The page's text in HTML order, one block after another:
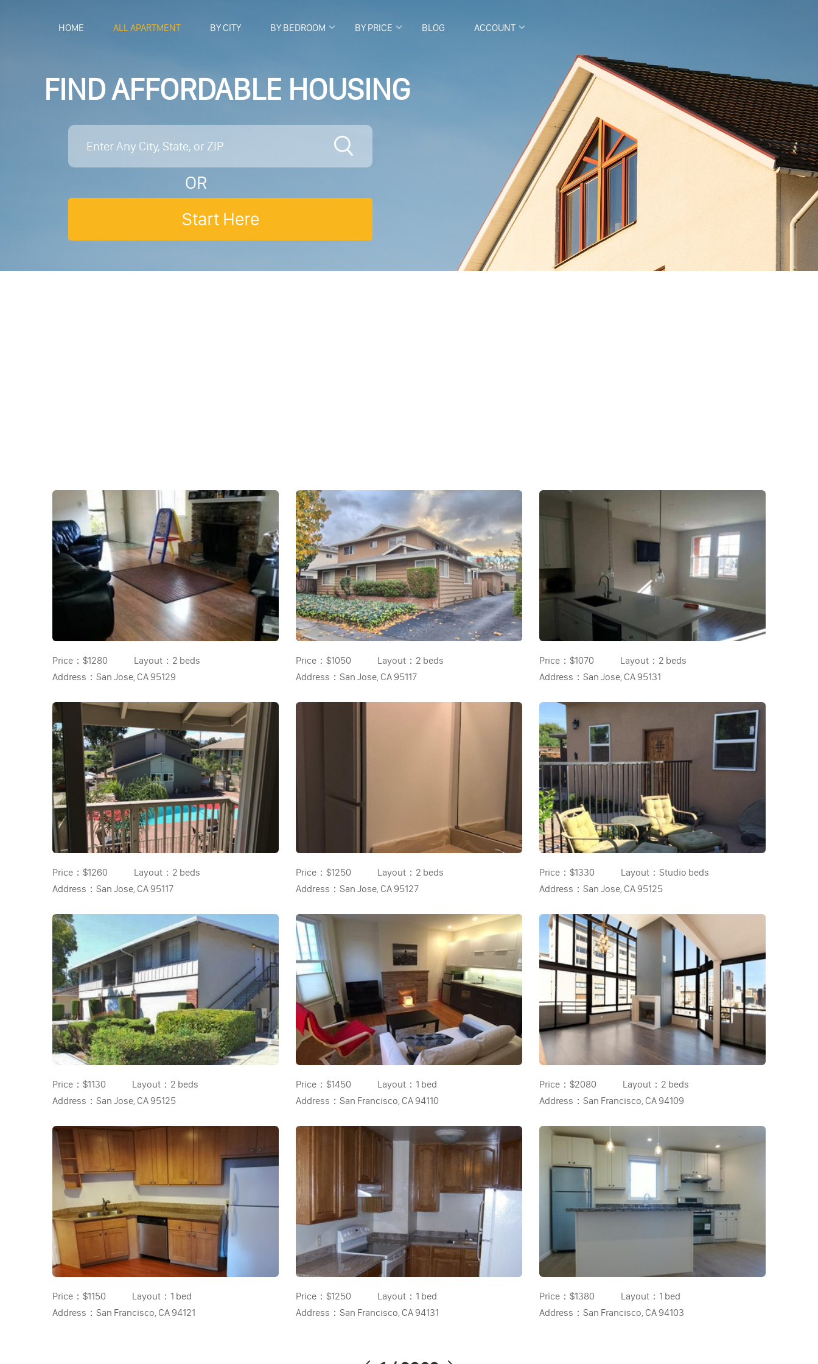
HOME ALL APARTMENT BY CITY BY BEDROOM BY PRICE BLOG ACCOUNT
FIND AFFORDABLE HOUSING
OR
Start Here
Price： $1280 Layout： 2 beds
Address： San Jose, CA 95129
Price： $1050 Layout： 2 beds
Address： San Jose, CA 95117
Price： $1070 Layout： 2 beds
Address： San Jose, CA 95131
Price： $1260 Layout： 2 beds
Address： San Jose, CA 95117
Price： $1250 Layout： 2 beds
Address： San Jose, CA 95127
Price： $1330 Layout： Studio beds
Address： San Jose, CA 95125
Price： $1130 Layout： 2 beds
Address： San Jose, CA 95125
Price： $1450 Layout： 1 bed
Address： San Francisco, CA 94110
Price： $2080 Layout： 2 beds
Address： San Francisco, CA 94109
Price： $1150 Layout： 1 bed
Address： San Francisco, CA 94121
Price： $1250 Layout： 1 bed
Address： San Francisco, CA 94131
Price： $1380 Layout： 1 bed
Address： San Francisco, CA 94103